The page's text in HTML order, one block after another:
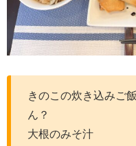
きのこの炊き込みご
ん？
大根のみそ汁